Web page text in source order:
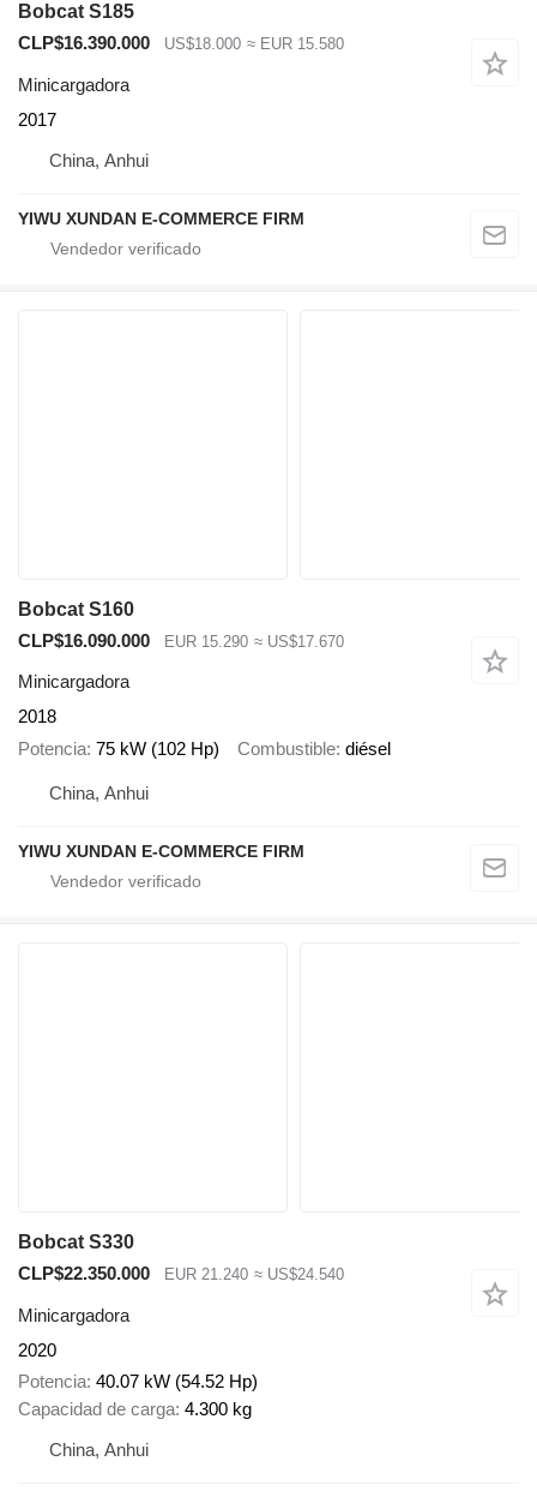
Bobcat S185
CLP$16.390.000
US$18.000 ≈ EUR 15.580
Minicargadora
2017
China, Anhui
YIWU XUNDAN E-COMMERCE FIRM
Bobcat S160
CLP$16.090.000
EUR 15.290 ≈ US$17.670
Minicargadora
2018
Potencia 75 kW (102 Hp) Combustible diésel
China, Anhui
YIWU XUNDAN E-COMMERCE FIRM
Bobcat S330
CLP$22.350.000
EUR 21.240 ≈ US$24.540
Minicargadora
2020
Potencia 40.07 kW (54.52 Hp)
Capacidad de carga 4.300 kg
China, Anhui